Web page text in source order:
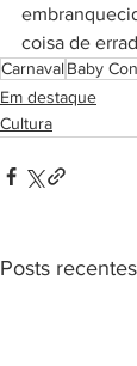
coisa de
Carnaval Baby
Em destaque
Cultura
Posts recentes